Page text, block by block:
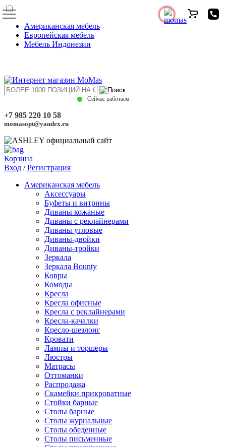
Американская мебель
Европейская мебель
Мебель Индонезии
Сейчас работаем
+7 985 220 10 58
momasopt@yandex.ru
Корзина
Вход /Регистрация
Американская мебель
Аксессуары
Буфеты и витрины
Диваны кожаные
Диваны с реклайнерами
Диваны угловые
Диваны-двойки
Диваны-тройки
Зеркала
Зеркала Bounty
Ковры
Комоды
Кресла
Кресла офисные
Кресла с реклайнерами
Кресла-качалки
Кресло-шезлонг
Кровати
Лампы и торшеры
Люстры
Матрасы
Оттоманки
Распродажа
Скамейки прикроватные
Стойки барные
Столы барные
Столы журнальные
Столы обеденные
Столы письменные